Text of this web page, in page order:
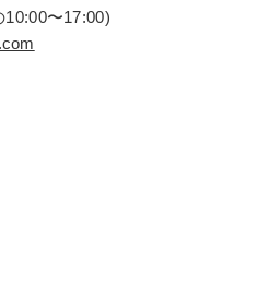
10:00〜17:00)